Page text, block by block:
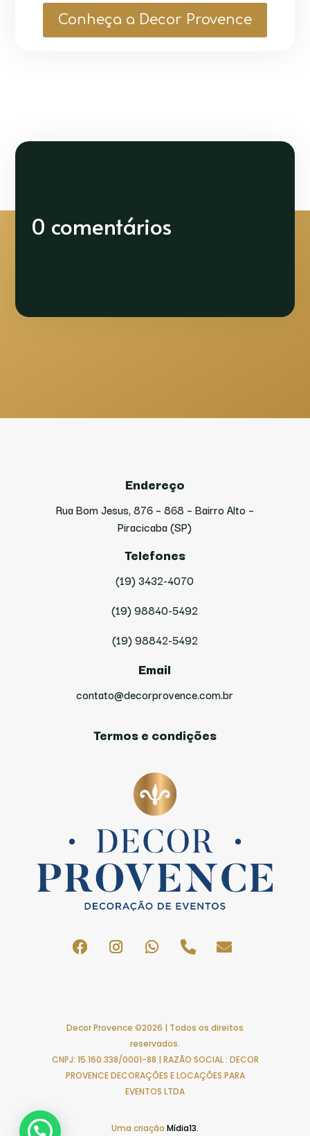
Conheça a Decor Provence
0 comentários
Endereço
Rua Bom Jesus, 876 – 868 – Bairro Alto –
Piracicaba (SP)
Telefones
(19) 3432-4070
(19) 98840-5492
(19) 98842-5492
Email
contato@decorprovence.com.br
Termos e condições
Decor Provence ©2026 | Todos os direitos
reservados.
CNPJ: 15.160.338/0001-88 | RAZÃO SOCIAL : DECOR
PROVENCE DECORAÇÕES E LOCAÇÕES PARA
EVENTOS LTDA
Uma criação Mídia13.